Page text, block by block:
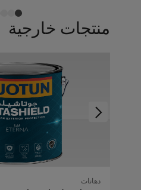
منتجات خارجية
دهانات